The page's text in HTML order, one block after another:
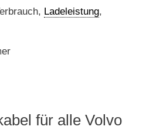
Ladeleistung,
für alle Volvo